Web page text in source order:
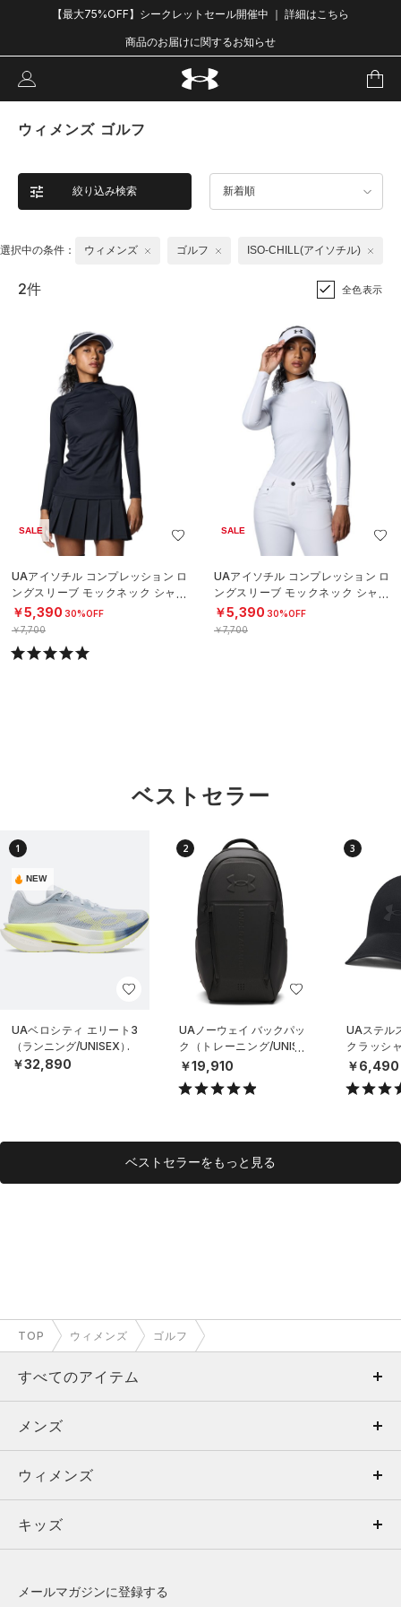
【最大75%OFF】シークレットセール開催中 ｜ 詳細はこちら
商品のお届けに関するお知らせ
ウィメンズ ゴルフ
絞り込み検索 新着順
選択中の条件： ウィメンズ ゴルフ ISO-CHILL(アイソチル)
2件 全色表示
SALE
UAアイソチル コンプレッション ロ
ングスリーブ モックネック シャツ
（ゴルフ/WOMEN）
￥5,390 30%OFF
￥7,700
SALE
UAアイソチル コンプレッション ロ
ングスリーブ モックネック シャツ
（ゴルフ/WOMEN）
￥5,390 30%OFF
￥7,700
ベストセラー
1
NEW
UAベロシティ エリート3
（ランニング/UNISEX）
￥32,890
2
UAノーウェイ バックパッ
ク（トレーニング/UNISE
X）
￥19,910
3
UAステル
クラッシ
（ライフ
X）
￥6,490
ベストセラーをもっと見る
TOP ウィメンズ ゴルフ
すべてのアイテム
メンズ
ウィメンズ
キッズ
メンズ
トップス
ボトムス
ウィメンズ
トップス
キッズ
メールマガジンに登録する